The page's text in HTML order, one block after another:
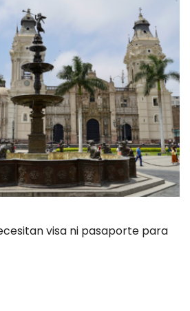
visa ni pasaporte para